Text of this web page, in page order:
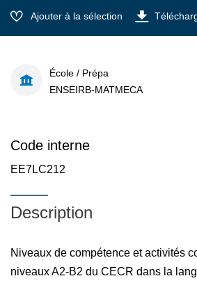
Ajouter à la sélection
École / Prépa
ENSEIRB-MATMECA
Code interne
EE7LC212
Description
Niveaux de compétence et activités
niveaux A2-B2 du CECR dans la